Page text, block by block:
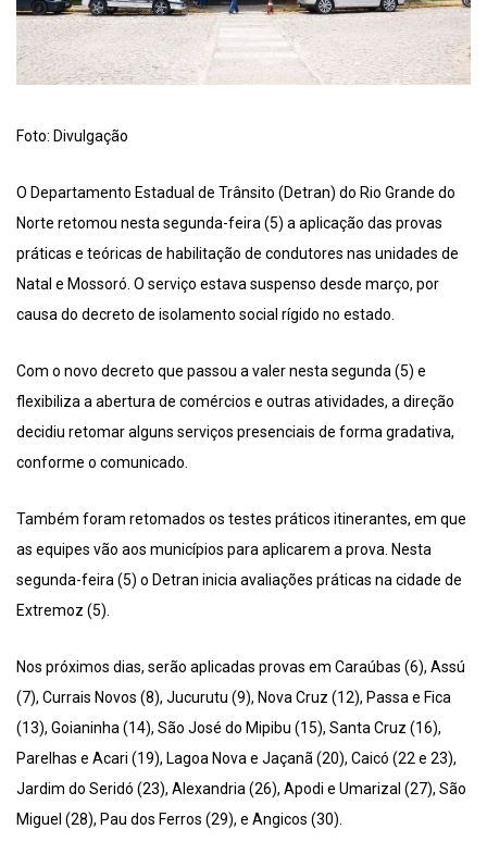
Foto: Divulgação
O Departamento Estadual de Trânsito (Detran) do Rio Grande do
Norte retomou nesta segunda-feira (5) a aplicação das provas
práticas e teóricas de habilitação de condutores nas unidades de
Natal e Mossoró. O serviço estava suspenso desde março, por
causa do decreto de isolamento social rígido no estado.
Com o novo decreto que passou a valer nesta segunda (5) e
flexibiliza a abertura de comércios e outras atividades, a direção
decidiu retomar alguns serviços presenciais de forma gradativa,
conforme o comunicado.
Também foram retomados os testes práticos itinerantes, em que
as equipes vão aos municípios para aplicarem a prova. Nesta
segunda-feira (5) o Detran inicia avaliações práticas na cidade de
Extremoz (5).
Nos próximos dias, serão aplicadas provas em Caraúbas (6), Assú
(7), Currais Novos (8), Jucurutu (9), Nova Cruz (12), Passa e Fica
(13), Goianinha (14), São José do Mipibu (15), Santa Cruz (16),
Parelhas e Acari (19), Lagoa Nova e Jaçanã (20), Caicó (22 e 23),
Jardim do Seridó (23), Alexandria (26), Apodi e Umarizal (27), São
Miguel (28), Pau dos Ferros (29), e Angicos (30).